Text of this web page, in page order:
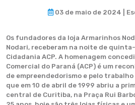
03 de maio de 2024 |
Os fundadores da loja Armarinhos
Nodari, receberam na noite de
Cidadania ACP. A homenagem
Comercial do Paraná (ACP) é um
de empreendedorismo e pelo
que em 10 de abril de 1999 abriu a
central de Curitiba, na Praça Rui